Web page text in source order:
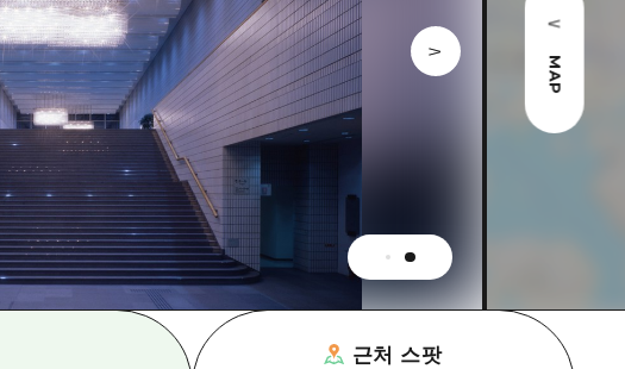
2박 3일
)
) 주변
)현 동부
현
현
문
MAP
근처 스팟